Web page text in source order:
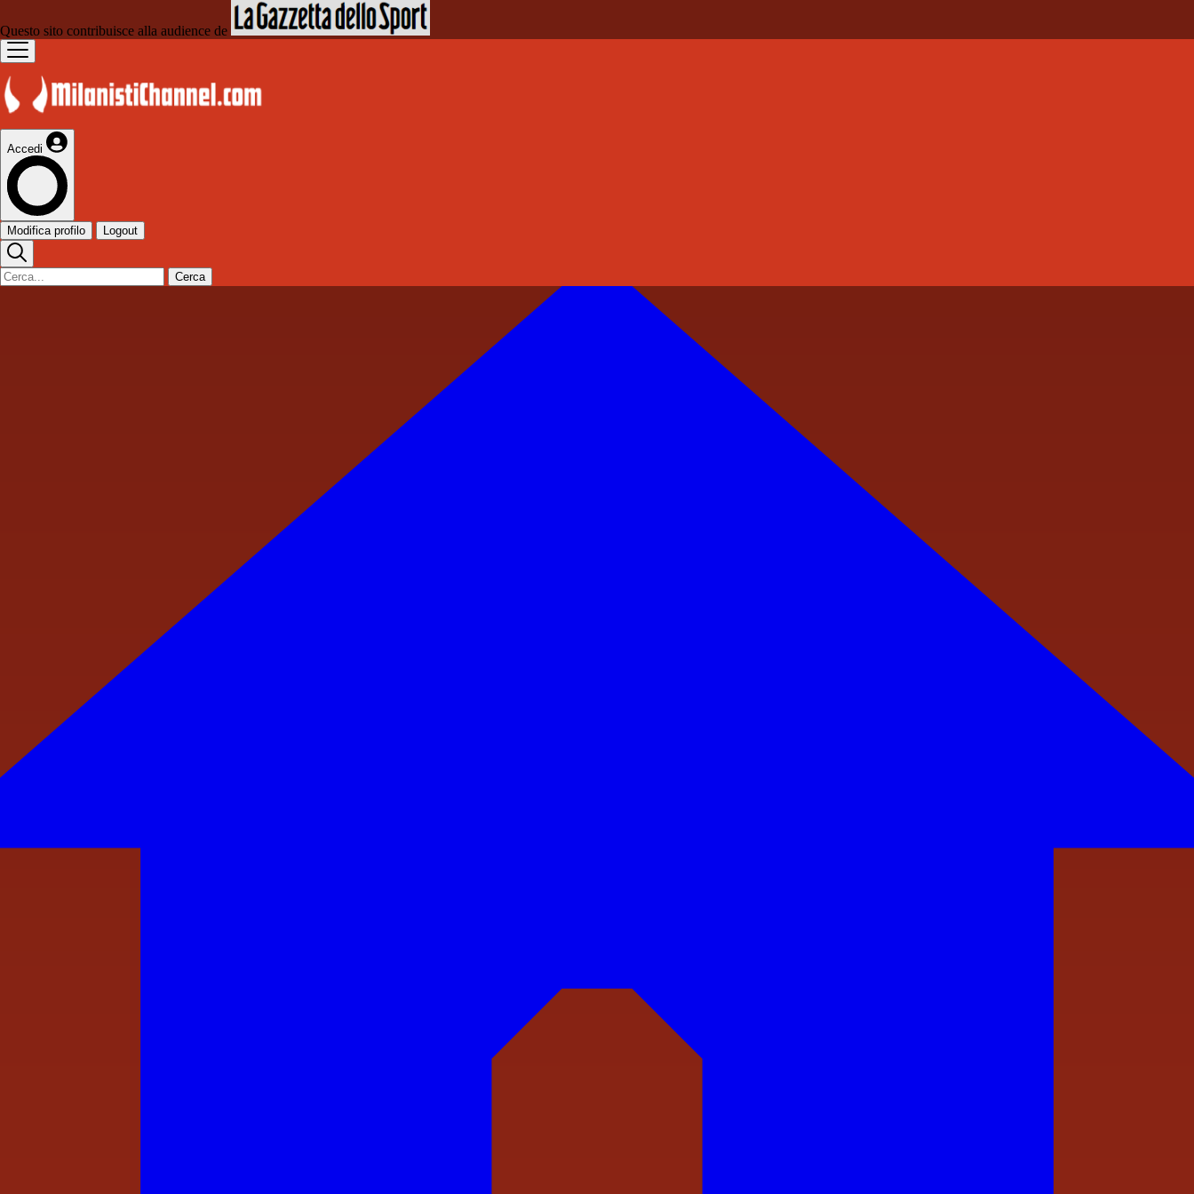
Questo sito contribuisce alla audience de
Accedi
Modifica profilo Logout
Cerca